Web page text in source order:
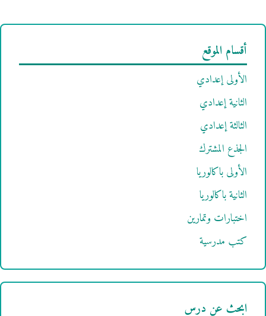
أقسام الموقع
الأولى إعدادي
الثانية إعدادي
الثالثة إعدادي
الجذع المشترك
الأولى باكالوريا
الثانية باكالوريا
اختبارات وتمارين
كتب مدرسية
ابحث عن درس